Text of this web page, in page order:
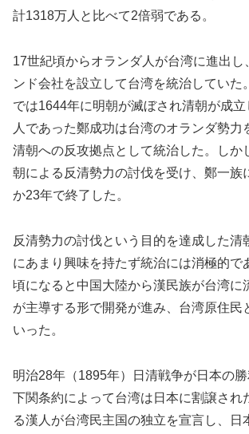
計1318万人と比べて2倍弱である。
17世紀頃からオランダ人が台湾に進出し
ンド会社を設立して台湾を統治していた
では1644年に明朝が滅ぼされ清朝が成
人であった鄭成功は台湾のオランダ勢力
清朝への反攻拠点として統治した。しか
朝による反清勢力の討伐を受け、鄭一族
か23年で終了した。
反清勢力の討伐という目的を達成した清
にあまり興味を持たず統治には消極的で
頃になると中国大陸から漢民族が台湾に
が主導する形で開発が進み、台湾原住民
いった。
明治28年（1895年）日清戦争が日本の勝
下関条約によって台湾は日本に割譲され
る漢人が台湾民主国の独立を宣言し、日